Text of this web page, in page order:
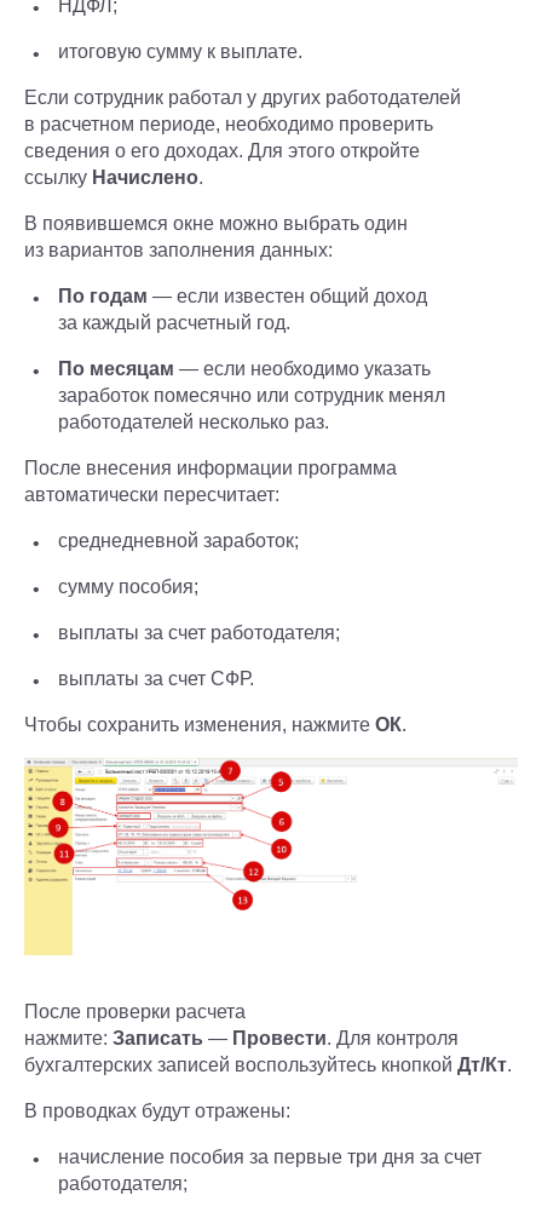
НДФЛ;
итоговую сумму к выплате.
Если сотрудник работал у других работодателей
в расчетном периоде, необходимо проверить
сведения о его доходах. Для этого откройте
ссылку Начислено.
В появившемся окне можно выбрать один
из вариантов заполнения данных:
По годам — если известен общий доход
за каждый расчетный год.
По месяцам — если необходимо указать
заработок помесячно или сотрудник менял
работодателей несколько раз.
После внесения информации программа
автоматически пересчитает:
среднедневной заработок;
сумму пособия;
выплаты за счет работодателя;
выплаты за счет СФР.
Чтобы сохранить изменения, нажмите ОК.
После проверки расчета
нажмите: Записать — Провести. Для контроля
бухгалтерских записей воспользуйтесь кнопкой Дт/Кт.
В проводках будут отражены:
начисление пособия за первые три дня за счет
работодателя;